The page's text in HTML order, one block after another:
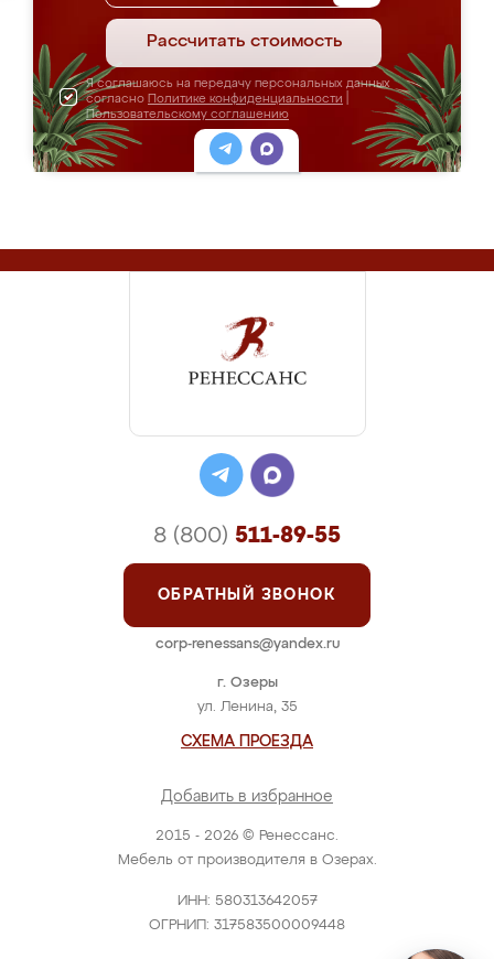
Рассчитать стоимость
Я соглашаюсь на передачу персональных данных
согласно Политике конфиденциальности
Пользовательскому соглашению
2015 - 2026 © Ренессанс.
Мебель от производителя в Озерах.
ИНН: 580313642057
ОГРНИП: 317583500009448
г. Озеры
ул. Ленина, 35
СХЕМА ПРОЕЗДА
Добавить в избранное
8 (800) 511-89-55
ОБРАТНЫЙ ЗВОНОК
corp-renessans@yandex.ru